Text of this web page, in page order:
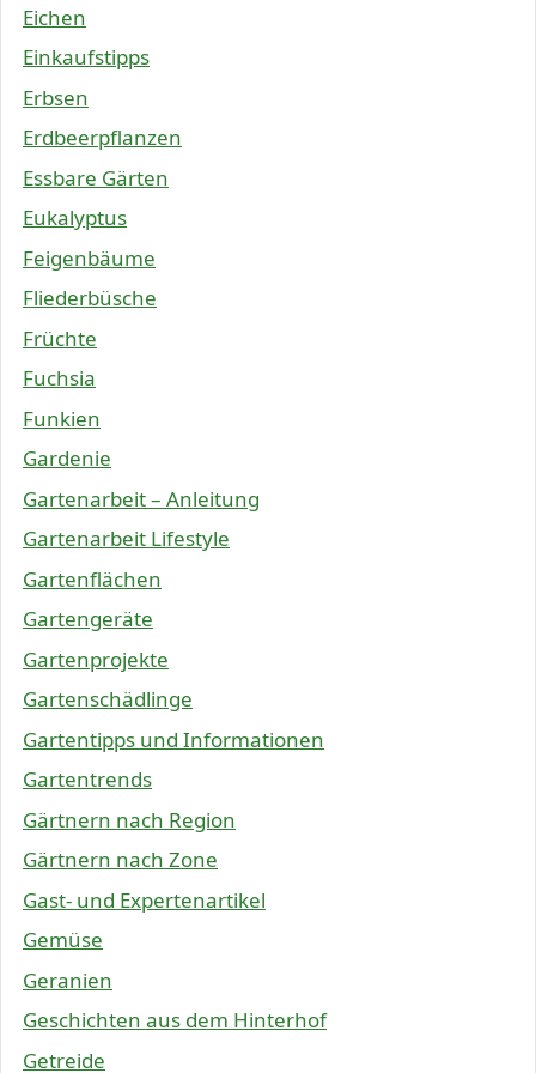
Eichen
Einkaufstipps
Erbsen
Erdbeerpflanzen
Essbare Gärten
Eukalyptus
Feigenbäume
Fliederbüsche
Früchte
Fuchsia
Funkien
Gardenie
Gartenarbeit – Anleitung
Gartenarbeit Lifestyle
Gartenflächen
Gartengeräte
Gartenprojekte
Gartenschädlinge
Gartentipps und Informationen
Gartentrends
Gärtnern nach Region
Gärtnern nach Zone
Gast- und Expertenartikel
Gemüse
Geranien
Geschichten aus dem Hinterhof
Getreide